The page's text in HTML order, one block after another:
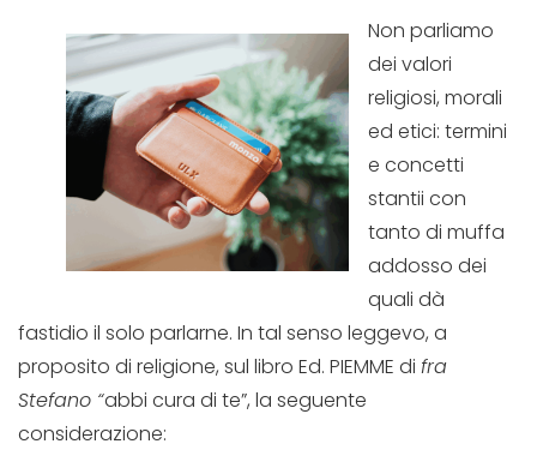
Non parliamo
dei valori
religiosi, morali
ed etici: termini
e concetti
stantii con
tanto di muffa
addosso dei
quali dà
fastidio il solo parlarne. In tal senso leggevo, a
proposito di religione, sul libro Ed. PIEMME di fra
Stefano “abbi cura di te”, la seguente
considerazione: